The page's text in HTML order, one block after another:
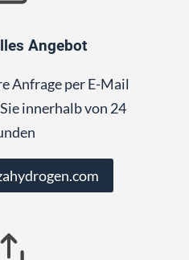
Angebot
Anfrage per E-Mail
innerhalb von 24